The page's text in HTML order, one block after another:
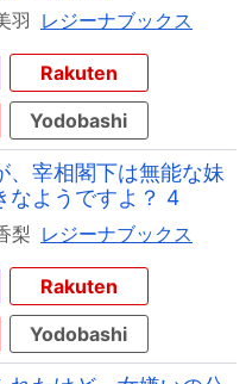
羽 レジーナブックス
Rakuten
Yodobashi
、宰相閣下は無能な妹
なようですよ？ 4
梨 レジーナブックス
Rakuten
Yodobashi